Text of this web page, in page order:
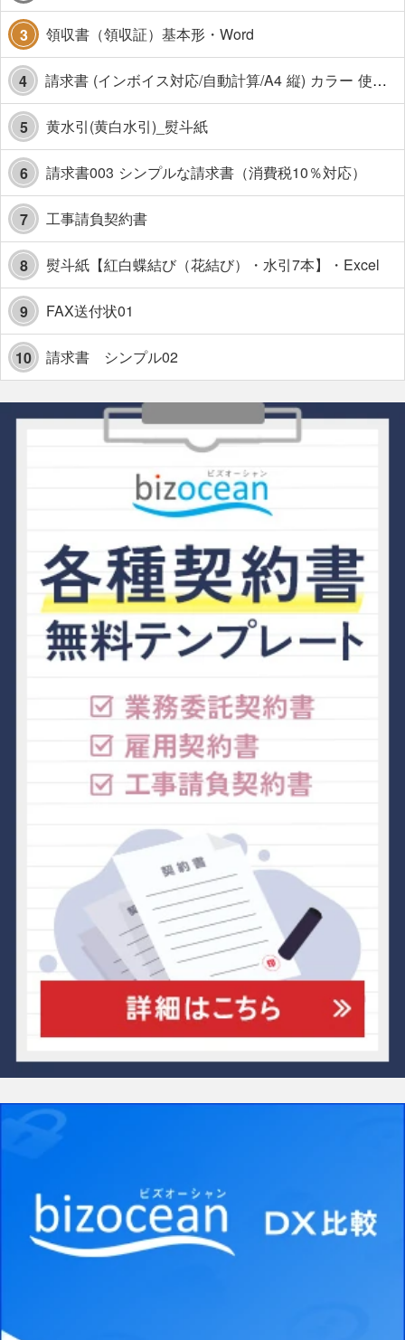
3 領収書（領収証）基本形・Word
4 請求書 (インボイス対応/自動計算/A4 縦) カラー 使い方解説あり
5 黄水引(黄白水引)_熨斗紙
6 請求書003 シンプルな請求書（消費税10％対応）
7 工事請負契約書
8 熨斗紙【紅白蝶結び（花結び）・水引7本】・Excel
9 FAX送付状01
10 請求書 シンプル02